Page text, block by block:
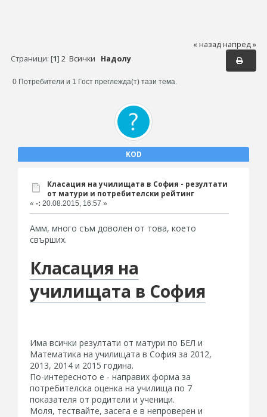
« назад напред »
Страници: [1] 2 Всички Надолу
0 Потребители и 1 Гост преглежда(т) тази тема.
KOD
Класация на училищата в София - резултати
от матури и потребителски рейтинг
« -: 20.08.2015, 16:57 »
Амм, много съм доволен от това, което
свърших.
Класация на
училищата в София
Има всички резултати от матури по БЕЛ и
Математика на училищата в София за 2012,
2013, 2014 и 2015 година.
По-интересното е - направих форма за
потребителска оценка на училища по 7
показателя от родители и ученици.
Моля, тествайте, засега е в непроверен и